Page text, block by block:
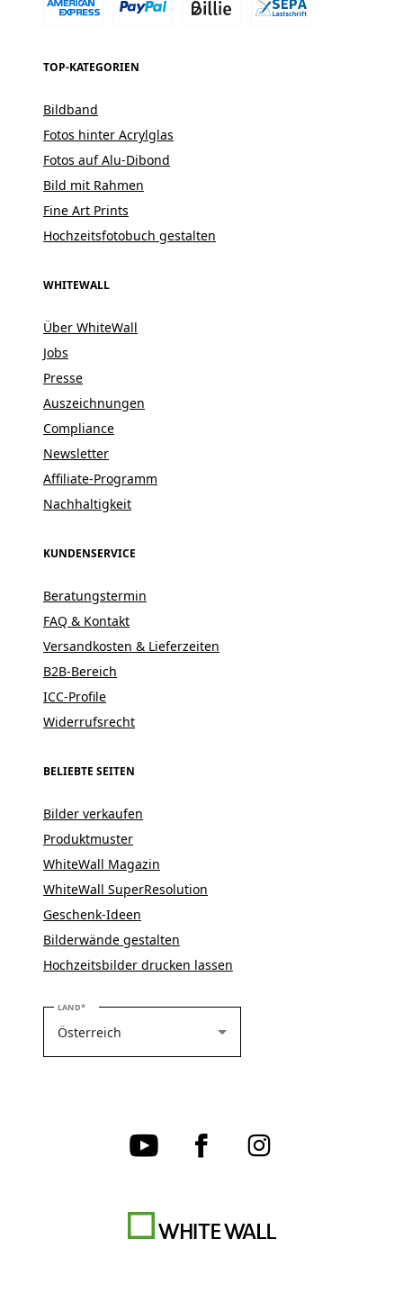
TOP-KATEGORIEN
Bildband
Fotos hinter Acrylglas
Fotos auf Alu-Dibond
Bild mit Rahmen
Fine Art Prints
Hochzeitsfotobuch gestalten
WHITEWALL
Über WhiteWall
Jobs
Presse
Auszeichnungen
Compliance
Newsletter
Affiliate-Programm
Nachhaltigkeit
KUNDENSERVICE
Beratungstermin
FAQ & Kontakt
Versandkosten & Lieferzeiten
B2B-Bereich
ICC-Profile
Widerrufsrecht
BELIEBTE SEITEN
Bilder verkaufen
Produktmuster
WhiteWall Magazin
WhiteWall SuperResolution
Geschenk-Ideen
Bilderwände gestalten
Hochzeitsbilder drucken lassen
LANDBITTE WÄHLEN SIE IHR LAND